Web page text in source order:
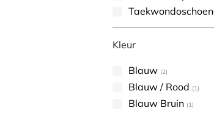
Kleur
Blauw (2)
Blauw / Rood (1)
Blauw Bruin (1)